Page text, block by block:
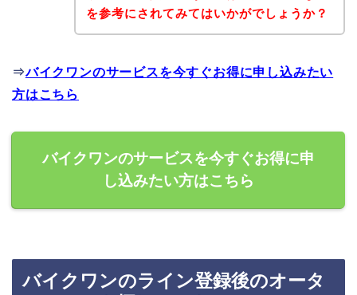
を参考にされてみてはいかがでしょうか？
⇒バイクワンのサービスを今すぐお得に申し込みたい
方はこちら
バイクワンのサービスを今すぐお得に申
し込みたい方はこちら
バイクワンのライン登録後のオータ